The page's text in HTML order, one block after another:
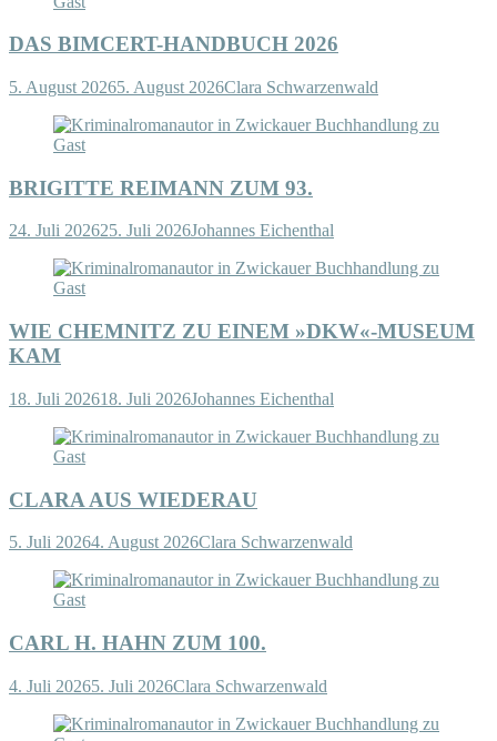
DAS BIMCERT-HANDBUCH 2026
5. August 20265. August 2026Clara Schwarzenwald
BRIGITTE REIMANN ZUM 93.
24. Juli 202625. Juli 2026Johannes Eichenthal
WIE CHEMNITZ ZU EINEM »DKW«-MUSEUM
KAM
18. Juli 202618. Juli 2026Johannes Eichenthal
CLARA AUS WIEDERAU
5. Juli 20264. August 2026Clara Schwarzenwald
CARL H. HAHN ZUM 100.
4. Juli 20265. Juli 2026Clara Schwarzenwald